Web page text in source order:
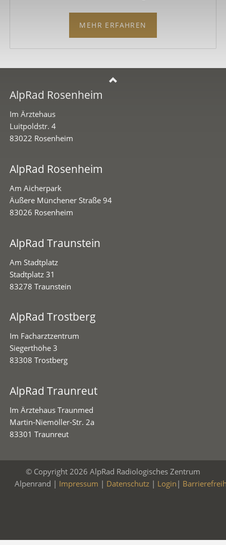
MEHR ERFAHREN
AlpRad Rosenheim
Im Ärztehaus
Luitpoldstr. 4
83022 Rosenheim
AlpRad Rosenheim
Am Aicherpark
Äußere Münchener Straße 94
83026 Rosenheim
AlpRad Traunstein
Am Stadtplatz
Stadtplatz 31
83278 Traunstein
AlpRad Trostberg
Im Facharztzentrum
Siegerthöhe 3
83308 Trostberg
AlpRad Traunreut
Im Ärztehaus Traunmed
Martin-Niemöller-Str. 2a
83301 Traunreut
© Copyright 2026 AlpRad Radiologisches Zentrum
Alpenrand | Impressum | Datenschutz| Login |